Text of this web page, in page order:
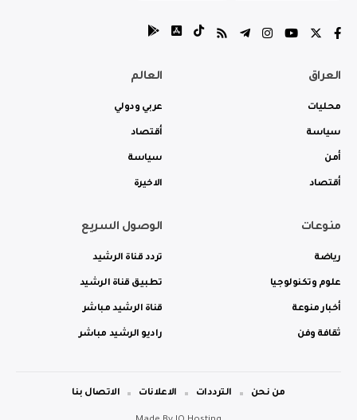
العراق
محليات
سياسة
أمن
أقتصاد
العالم
عربي ودولي
أقتصاد
سياسة
الاخيرة
منوعات
رياضة
علوم وتكنولوجيا
أخبار منوعة
ثقافة وفن
الوصول السريع
تردد قناة الرشيد
تطبيق قناة الرشيد
قناة الرشيد مباشر
راديو الرشيد مباشر
من نحن الترددات الاعلانات الاتصال بنا